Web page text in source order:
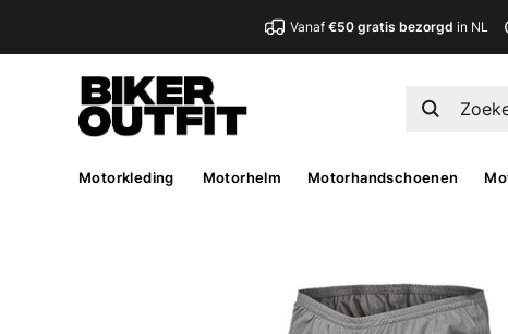
Vanaf€50 gratis bezorgd in NL
Motorkleding Motorhelm Motorhandschoenen